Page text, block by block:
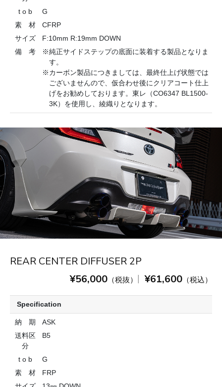
t o b
G
素 材
CFRP
サイズ
F:10mm R:19mm DOWN
備 考
※純正サイドステップの底面に装着する製品となりま
す。
※カーボン製品につきましては、最終仕上げ状態では
ございませんので、仮合わせ後にクリアコート仕上
げをお勧めしております。東レ（CO6347 BL1500-
3K）を使用し、綾織りとなります。
REAR CENTER DIFFUSER 2P
¥56,000 （税抜） | ¥61,600 （税込）
Specification
納 期
ASK
送料区
分
B5
t o b
G
素 材
FRP